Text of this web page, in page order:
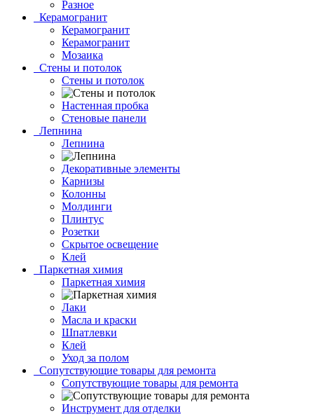
Разное
Керамогранит
Керамогранит
Керамогранит
Мозаика
Стены и потолок
Стены и потолок
Настенная пробка
Стеновые панели
Лепнина
Лепнина
Декоративные элементы
Карнизы
Колонны
Молдинги
Плинтус
Розетки
Скрытое освещение
Клей
Паркетная химия
Паркетная химия
Лаки
Масла и краски
Шпатлевки
Клей
Уход за полом
Сопутствующие товары для ремонта
Сопутствующие товары для ремонта
Инструмент для отделки